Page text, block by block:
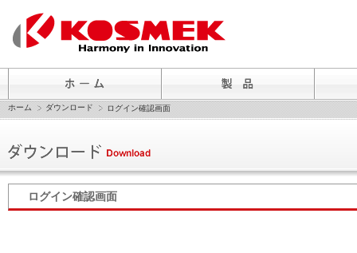
ホーム ダウンロード ログイン確認画面
ログイン確認画面